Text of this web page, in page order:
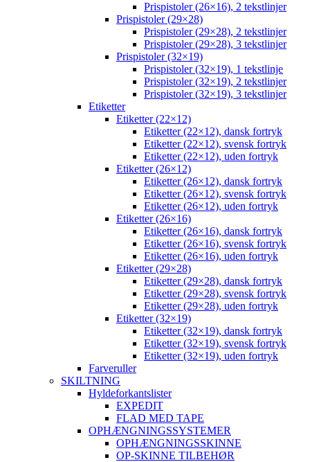
Prispistoler (26×16), 2 tekstlinjer
Prispistoler (29×28)
Prispistoler (29×28), 2 tekstlinjer
Prispistoler (29×28), 3 tekstlinjer
Prispistoler (32×19)
Prispistoler (32×19), 1 tekstlinje
Prispistoler (32×19), 2 tekstlinjer
Prispistoler (32×19), 3 tekstlinjer
Etiketter
Etiketter (22×12)
Etiketter (22×12), dansk fortryk
Etiketter (22×12), svensk fortryk
Etiketter (22×12), uden fortryk
Etiketter (26×12)
Etiketter (26×12), dansk fortryk
Etiketter (26×12), svensk fortryk
Etiketter (26×12), uden fortryk
Etiketter (26×16)
Etiketter (26×16), dansk fortryk
Etiketter (26×16), svensk fortryk
Etiketter (26×16), uden fortryk
Etiketter (29×28)
Etiketter (29×28), dansk fortryk
Etiketter (29×28), svensk fortryk
Etiketter (29×28), uden fortryk
Etiketter (32×19)
Etiketter (32×19), dansk fortryk
Etiketter (32×19), svensk fortryk
Etiketter (32×19), uden fortryk
Farveruller
SKILTNING
Hyldeforkantslister
EXPEDIT
FLAD MED TAPE
OPHÆNGNINGSSYSTEMER
OPHÆNGNINGSSKINNE
OP-SKINNE TILBEHØR